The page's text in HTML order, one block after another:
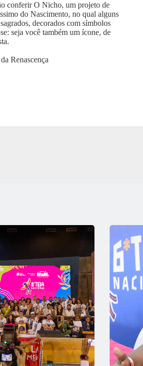
conferir O Nicho, um projeto de
do Nascimento, no qual alguns
decorados com símbolos
seja você também um ícone, de
Renascença